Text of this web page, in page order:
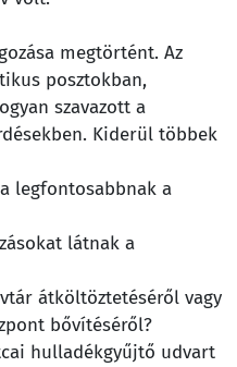
megtörtént. Az
posztokban,
szavazott a
Kiderül többek
legfontosabbnak a
látnak a
átköltöztetéséről vagy
bővítéséről?
hulladékgyűjtő udvart